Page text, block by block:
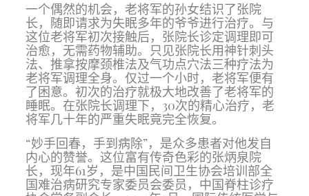
一个偶然的机会，老将军的孙女结识了张院
长，随即请求为失眠多年的爷爷进行治疗。与
这位老将军初次接触后，张院长诊定调理即可
治愈，无需药物辅助。只见张院长用神针刺头
法、推拿按摩颈椎法及气功点穴法三种疗法为
老将军调理全身。仅过一个小时，老将军便有
了困意。初次的治疗就极大地改善了老将军的
睡眠。在张院长调理下，30次的精心治疗，老
将军几十年的严重失眠竟完全恢复。
“妙手回春，手到病除”，是众多患者对他发自
内心的赞誉。这位富有传奇色彩的张炳泉院
长，现年61岁，是中国民间卫生协会培训部全
国难治病研究专家委员会委员，中国脊柱诊疗